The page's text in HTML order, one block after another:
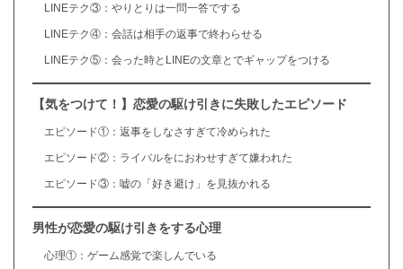
LINEテク③：やりとりは一問一答でする
LINEテク④：会話は相手の返事で終わらせる
LINEテク⑤：会った時とLINEの文章とでギャップをつける
【気をつけて！】恋愛の駆け引きに失敗したエピソード
エピソード①：返事をしなさすぎて冷められた
エピソード②：ライバルをにおわせすぎて嫌われた
エピソード③：嘘の「好き避け」を見抜かれる
男性が恋愛の駆け引きをする心理
心理①：ゲーム感覚で楽しんでいる